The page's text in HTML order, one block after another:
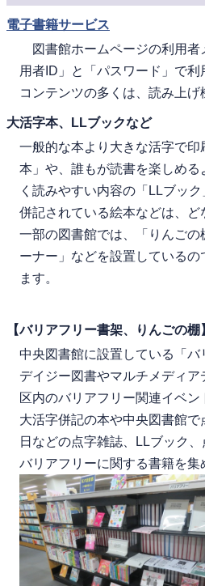
電子書籍サービス
図書館ホームページの利用者
用者ID」と「パスワード」で利
コンテンツの多くは、読み上げ
大活字本、LLブックなど
一般的な本より大きな活字で
本」や、誰もが読書を楽しめる
く読みやすい内容の「LLブッ
併記されている絵本などは、ど
一部の図書館では、「りんごの
ーナー」などを設置している
ます。
【バリアフリー書架、りんごの棚
中央図書館に設置している「バ
デイジー図書やマルチメディア
区内のバリアフリー関連イベ
大活字併記の本や中央図書館
日などの点字雑誌、LLブック
バリアフリーに関する書籍を集